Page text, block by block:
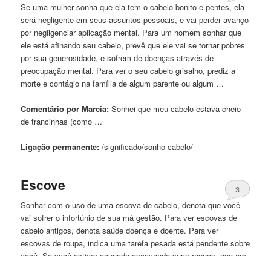
Se uma mulher sonha que ela tem ocabelo bonito e pentes, ela
será negligente em seus assuntos pessoais, e vai perder avanço
por negligenciar aplicação mental. Para um homem sonhar que
ele está afinando seucabelo, prevê que ele vai se tornar pobres
por sua generosidade, e sofrem de doenças através de
preocupação mental. Para ver o seucabelo grisalho, prediz a
morte e contágio na família de algum parente ou algum …
Comentário por Marcia: Sonhei que meucabelo estava cheio
de trancinhas (como …
Ligação permanente: /significado/sonho-cabelo/
Escove
3
Sonhar com o uso de uma escova decabelo, denota que você
vai sofrer o infortúnio de sua má gestão. Para ver escovas de
cabelo antigos, denota saúde doença e doente. Para ver
escovas de roupa, indica uma tarefa pesada está pendente sobre